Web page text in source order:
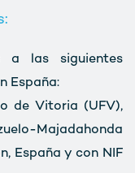
a las siguientes
España:
de Vitoria (UFV),
Majadahonda
España y con NIF